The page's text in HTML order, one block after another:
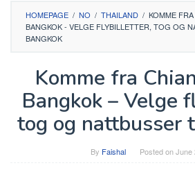
HOMEPAGE / NO / THAILAND / KOMME
BANGKOK - VELGE FLYBILLETTER, TOG OG
BANGKOK
Komme fra
Bangkok – Velge
tog og nattbusser
By Faishal Posted onJune